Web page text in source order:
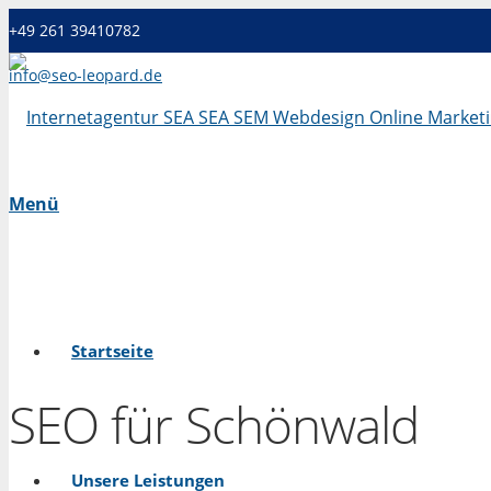
+49 261 39410782
info@seo-leopard.de
Mo - Fr 09.00 Uhr - 18.00 Uhr
Menü
Startseite
Unsere Leistungen
SEO für Schönwald